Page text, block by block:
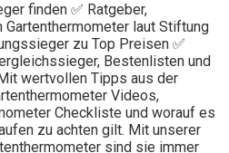
finden ✅ Ratgeber,
Gartenthermometer laut Stiftung
zu Top Preisen ✅
Bestenlisten und
wertvollen Tipps aus der
Videos,
Checkliste und worauf es
zu achten gilt. Mit unserer
sind sie immer